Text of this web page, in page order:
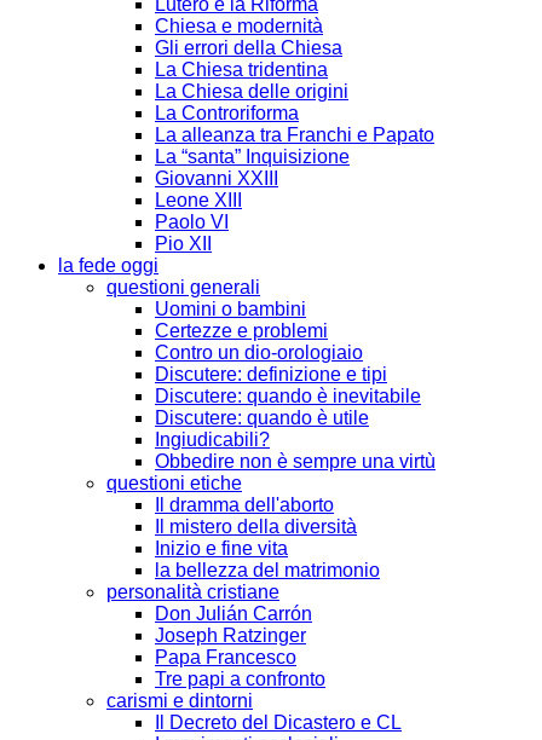
Chiesa e modernità
Gli errori della Chiesa
La Chiesa tridentina
La Chiesa delle origini
La Controriforma
La alleanza tra Franchi e Papato
La “santa” Inquisizione
Giovanni XXIII
Leone XIII
Paolo VI
Pio XII
la fede oggi
questioni generali
Uomini o bambini
Certezze e problemi
Contro un dio-orologiaio
Discutere: definizione e tipi
Discutere: quando è inevitabile
Discutere: quando è utile
Ingiudicabili?
Obbedire non è sempre una virtù
questioni etiche
Il dramma dell'aborto
Il mistero della diversità
Inizio e fine vita
la bellezza del matrimonio
personalità cristiane
Don Julián Carrón
Joseph Ratzinger
Papa Francesco
Tre papi a confronto
carismi e dintorni
Il Decreto del Dicastero e CL